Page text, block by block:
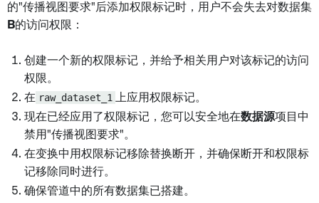
的"传播视图要求"后添加权限标记时，用户不会失去对数据集
B的访问权限：
创建一个新的权限标记，并给予相关用户对该标记的访问
权限。
在 raw_dataset_1
上应用权限标记。
现在已经应用了权限标记，您可以安全地在数据源项目中
禁用"传播视图要求"。
在变换中用权限标记移除替换断开，并确保断开和权限标
记移除同时进行。
确保管道中的所有数据集已搭建。